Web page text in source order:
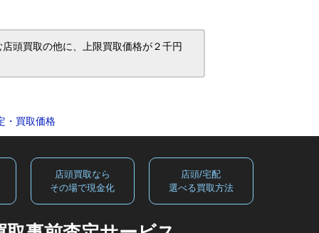
頭買取の他に、上限買取価格が２千円
・買取価格
店頭買取なら
その場で現金化
店頭/宅配
選べる買取方法